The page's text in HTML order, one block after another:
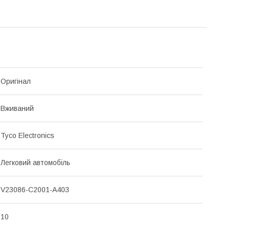
Оригінал
Вживаний
Tyco Electronics
Легковий автомобіль
V23086-C2001-A403
10